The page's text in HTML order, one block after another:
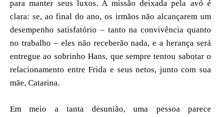
para manter seus luxos. A missão deixada pela avó é
clara: se, ao final do ano, os irmãos não alcançarem um
desempenho satisfatório – tanto na convivência quanto
no trabalho – eles não receberão nada, e a herança será
entregue ao sobrinho Hans, que sempre tentou sabotar o
relacionamento entre Frida e seus netos, junto com sua
mãe, Catarina.
Em meio a tanta desunião, uma pessoa parece